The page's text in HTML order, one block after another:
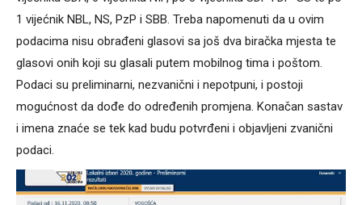
1 vijećnik NBL, NS, PzP i SBB. Treba napomenuti da u ovim
podacima nisu obrađeni glasovi sa još dva biračka mjesta te
glasovi onih koji su glasali putem mobilnog tima i poštom.
Podaci su preliminarni, nezvanični i nepotpuni, i postoji
mogućnost da dođe do određenih promjena. Konačan sastav
i imena znaće se tek kad budu potvrđeni i objavljeni zvanični
podaci.